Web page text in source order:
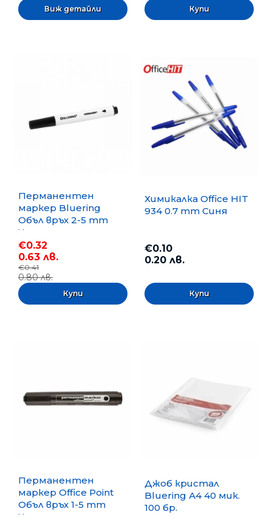
Виж детайли
Перманентен
маркер Bluering
Объл връх 2-5 mm
Черен
€0.32
0.63 лв.
€0.41
0.80 лв.
Химикалка Office HIT
934 0.7 mm Синя
€0.10
0.20 лв.
Перманентен
маркер Office Point
Объл връх 1-5 mm
Черен
Джоб кристал
Bluering А4 40 мик.
100 бр.